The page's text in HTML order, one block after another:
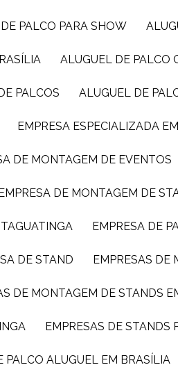
DE PALCO PARA SHOW
ALUGUEL DE
PALCOS ALUGUEL DE
EMPRESA ESPECIALIZADA
DE MONTAGEM DE EVENTOS
EMPRESA DE MONTAGEM DE
EMPRESA DE
DE STAND EMPRESAS
DE MONTAGEM DE STANDS
EMPRESAS DE STANDS
PALCO ALUGUEL EM BRASÍLIA